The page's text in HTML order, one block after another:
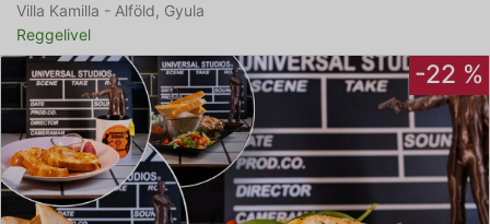
Villa Kamilla - Alföld, Gyula
Reggelivel
-22 %